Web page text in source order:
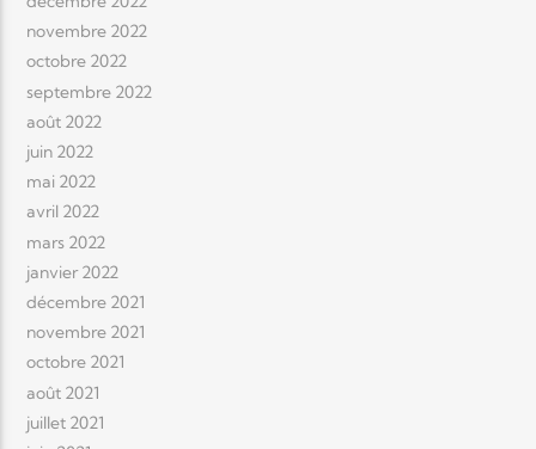
novembre 2022
octobre 2022
septembre 2022
août 2022
juin 2022
mai 2022
avril 2022
mars 2022
janvier 2022
décembre 2021
novembre 2021
octobre 2021
août 2021
juillet 2021